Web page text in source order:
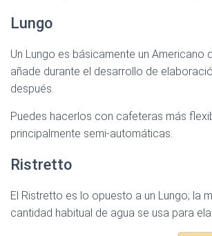
Lungo
Un Lungo es básicamente un Americano
añade durante el desarrollo de
después.
Puedes hacerlos con cafeteras más
principalmente semi-automáticas.
Ristretto
El Ristretto es lo opuesto a un Lungo; la
cantidad habitual de agua se usa para